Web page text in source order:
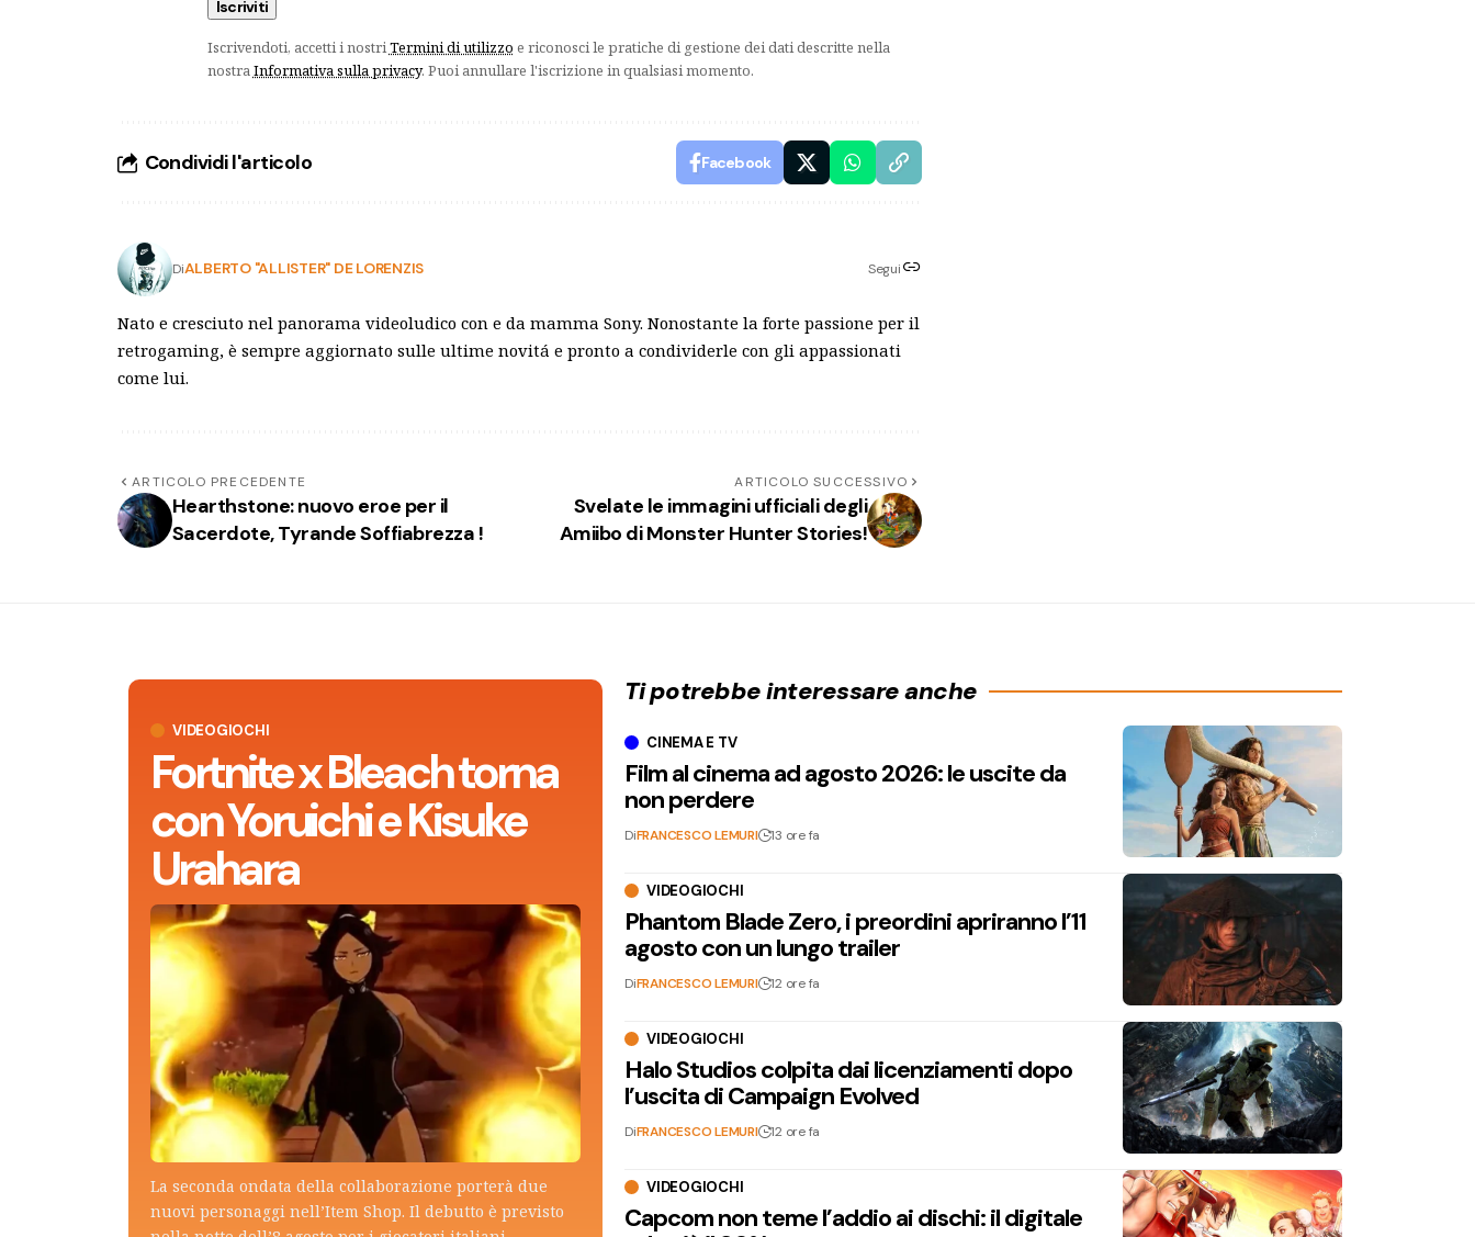
Iscrivendoti, accetti i nostri Termini di utilizzo e riconosci le pratiche di gestione dei dati descritte nella
nostra Informativa sulla privacy. Puoi annullare l'iscrizione in qualsiasi momento.
Condividi l'articolo Facebook
DiALBERTO "ALLISTER" DE LORENZIS Segui
Nato e cresciuto nel panorama videoludico con e da mamma Sony. Nonostante la forte passione per il
retrogaming, è sempre aggiornato sulle ultime novitá e pronto a condividerle con gli appassionati
come lui.
ARTICOLO PRECEDENTE
Hearthstone: nuovo eroe per il
Sacerdote, Tyrande Soffiabrezza !
ARTICOLO SUCCESSIVO
Svelate le immagini ufficiali degli
Amiibo di Monster Hunter Stories!
VIDEOGIOCHI
Fortnite x Bleach torna
con Yoruichi e Kisuke
Urahara
La seconda ondata della collaborazione porterà due
nuovi personaggi nell’Item Shop. Il debutto è previsto
Ti potrebbe interessare anche
CINEMA E TV
Film al cinema ad agosto 2026: le uscite da
non perdere
DiFRANCESCO LEMURI 13 ore fa
VIDEOGIOCHI
Phantom Blade Zero, i preordini apriranno l’11
agosto con un lungo trailer
DiFRANCESCO LEMURI 12 ore fa
VIDEOGIOCHI
Halo Studios colpita dai licenziamenti dopo
l’uscita di Campaign Evolved
DiFRANCESCO LEMURI 12 ore fa
VIDEOGIOCHI
Capcom non teme l’addio ai dischi: il digitale